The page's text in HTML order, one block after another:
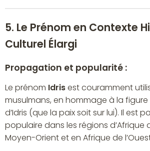
5. Le Prénom en Contexte
Culturel Élargi
Propagation et popularité :
Le prénom Idrisest couramment
musulmans, en hommage à la
d’Idris (que la paix soit sur lui). Il est
populaire dans les régions d’Afrique
Moyen-Orient et en Afrique de